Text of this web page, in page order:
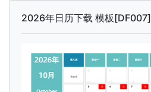
2026年日历下载 模板[DF007]